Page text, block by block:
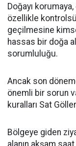
Doğayı
özellikle
geçilmesine
hassas bir doğa
sorumluluğu.
Ancak son
önemli bir sorun
kuralları Sat
Bölgeye giden
alanın akşam